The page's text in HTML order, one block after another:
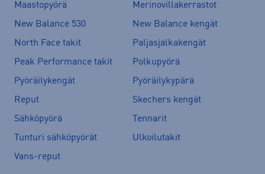
Maastopyörä
Merinovillakerrastot
New Balance 530
New Balance kengät
North Face takit
Paljasjalkakengät
Peak Performance takit
Polkupyörä
Pyöräilykengät
Pyöräilykypärä
Reput
Skechers kengät
Sähköpyörä
Tennarit
Tunturi sähköpyörät
Ulkoilutakit
Vans-reput